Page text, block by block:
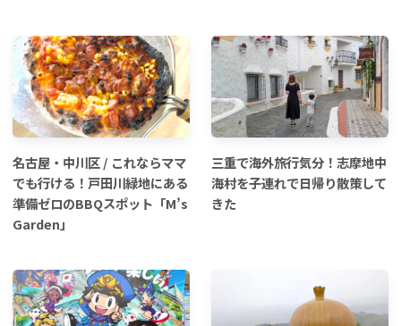
名古屋・中川区 / これならママ
でも行ける！戸田川緑地にある
準備ゼロのBBQスポット「M’s
Garden」
三重で海外旅行気分！志摩地中
海村を子連れで日帰り散策して
きた